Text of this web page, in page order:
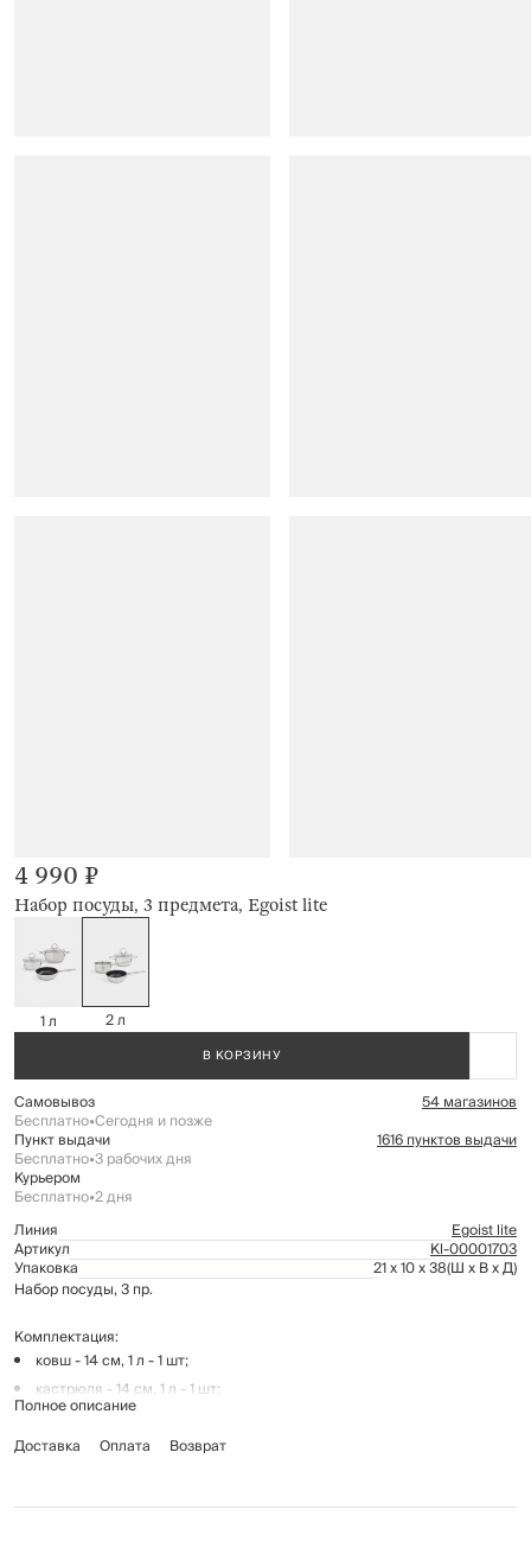
Набор посуды, 3 предмета, Egoist lite
4 990 ₽
1 л 2 л
В КОРЗИНУ
Самовывоз 54 магазинов
Бесплатно•Сегодня и позже
Пункт выдачи 1616 пунктов выдачи
Бесплатно•3 рабочих дня
Курьером
Бесплатно•2 дня
Линия
Egoist lite
Артикул Kl-00001703
Упаковка 21 x 10 x 38(Ш x В x Д)
Набор посуды, 3 пр.
Комплектация:
ковш - 14 см, 1 л - 1 шт;
кастрюля - 14 см, 1 л - 1 шт;
сковорода с антипригарным покрытием Xylan plus - 16 см - 1 шт;
крышка - 14 см.
Полное описание
Доставка
Оплата Возврат